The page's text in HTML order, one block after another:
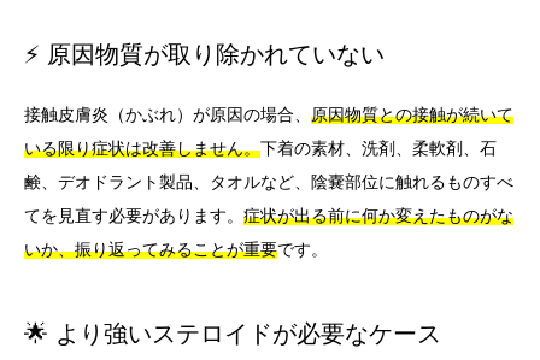
⚡ 原因物質が取り除かれていない
接触皮膚炎（かぶれ）が原因の場合、 原因物質との接触が続いて
いる限り症状は改善しません。下着の素材、洗剤、柔軟剤、石
鹸、デオドラント製品、タオルなど、陰嚢部位に触れるものすべ
てを見直す必要があります。 症状が出る前に何か変えたものがな
いか、振り返ってみることが重要です。
🌟 より強いステロイドが必要なケース